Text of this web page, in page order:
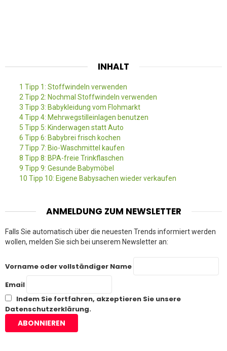
INHALT
1 Tipp 1: Stoffwindeln verwenden
2 Tipp 2: Nochmal Stoffwindeln verwenden
3 Tipp 3: Babykleidung vom Flohmarkt
4Tipp 4: Mehrwegstilleinlagen benutzen
5 Tipp 5: Kinderwagen statt Auto
6 Tipp 6: Babybrei frisch kochen
7Tipp 7: Bio-Waschmittel kaufen
8 Tipp 8: BPA-freie Trinkflaschen
9 Tipp 9: Gesunde Babymöbel
10 Tipp 10: Eigene Babysachen wieder verkaufen
ANMELDUNG ZUM NEWSLETTER
Falls Sie automatisch über die neuesten Trends informiert werden
wollen, melden Sie sich bei unserem Newsletter an:
Vorname oder vollständiger Name
Email
Indem Sie fortfahren, akzeptieren Sie unsere
Datenschutzerklärung.